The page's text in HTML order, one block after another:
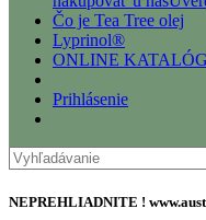
Čo je Tea Tree olej
Lyprinol®
ONLINE KATALÓG
Prihlásenie
NEPREHLIADNITE !